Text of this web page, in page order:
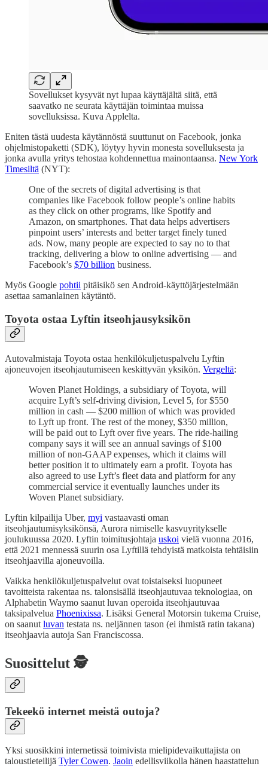
Sovellukset kysyvät nyt lupaa käyttäjältä siitä, että
saavatko ne seurata käyttäjän toimintaa muissa
sovelluksissa. Kuva Applelta.
Eniten tästä uudesta käytännöstä suuttunut on Facebook, jonka
ohjelmistopaketti (SDK), löytyy hyvin monesta sovelluksesta ja
jonka avulla yritys tehostaa kohdennettua mainontaansa. New York
Timesiltä (NYT):
One of the secrets of digital advertising is that
companies like Facebook follow people’s online habits
as they click on other programs, like Spotify and
Amazon, on smartphones. That data helps advertisers
pinpoint users’ interests and better target finely tuned
ads. Now, many people are expected to say no to that
tracking, delivering a blow to online advertising — and
Facebook’s $70 billion business.
Myös Google pohtii pitäisikö sen Android-käyttöjärjestelmään
asettaa samanlainen käytäntö.
Toyota ostaa Lyftin itseohjausyksikön
Autovalmistaja Toyota ostaa henkilökuljetuspalvelu Lyftin
ajoneuvojen itseohjautumiseen keskittyvän yksikön. Vergeltä:
Woven Planet Holdings, a subsidiary of Toyota, will
acquire Lyft’s self-driving division, Level 5, for $550
million in cash — $200 million of which was provided
to Lyft up front. The rest of the money, $350 million,
will be paid out to Lyft over five years. The ride-hailing
company says it will see an annual savings of $100
million of non-GAAP expenses, which it claims will
better position it to ultimately earn a profit. Toyota has
also agreed to use Lyft’s fleet data and platform for any
commercial service it eventually launches under its
Woven Planet subsidiary.
Lyftin kilpailija Uber, myi vastaavasti oman
itseohjautumisyksikönsä, Aurora nimiselle kasvuyritykselle
joulukuussa 2020. Lyftin toimitusjohtaja uskoi vielä vuonna 2016,
että 2021 mennessä suurin osa Lyftillä tehdyistä matkoista tehtäisiin
itseohjaavilla ajoneuvoilla.
Vaikka henkilökuljetuspalvelut ovat toistaiseksi luopuneet
tavoitteista rakentaa ns. talonsisällä itseohjautuvaa teknologiaa, on
Alphabetin Waymo saanut luvan operoida itseohjautuvaa
taksipalvelua Phoenixissa. Lisäksi General Motorsin tukema Cruise,
on saanut luvan testata ns. neljännen tason (ei ihmistä ratin takana)
itseohjaavia autoja San Franciscossa.
Suosittelut 🕵️
Tekeekö internet meistä outoja?
Yksi suosikkini internetissä toimivista mielipidevaikuttajista on
taloustieteilijä Tyler Cowen. Jaoin edellisviikolla hänen haastattelun